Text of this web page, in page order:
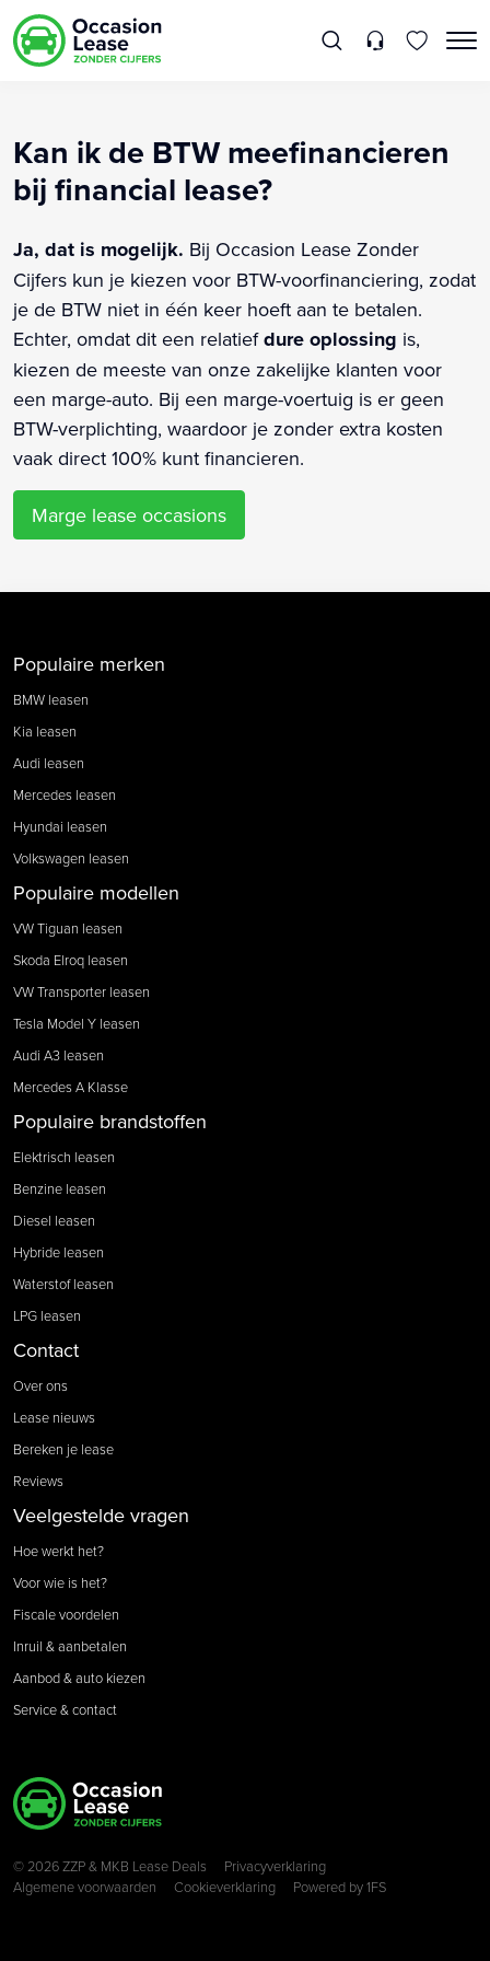
Kan ik de BTW meefinancieren
bij financial lease?
Ja, dat is mogelijk. Bij Occasion Lease Zonder
Cijfers kun je kiezen voor BTW-voorfinanciering, zodat
je de BTW niet in één keer hoeft aan te betalen.
Echter, omdat dit een relatiefdure oplossing is,
kiezen de meeste van onze zakelijke klanten voor
een marge-auto. Bij een marge-voertuig is er geen
BTW-verplichting, waardoor je zonder extra kosten
vaak direct 100% kunt financieren.
Marge lease occasions
Populaire merken
BMW leasen
Kia leasen
Audi leasen
Mercedes leasen
Hyundai leasen
Volkswagen leasen
Populaire modellen
VW Tiguan leasen
Skoda Elroq leasen
VW Transporter leasen
Tesla Model Y leasen
Audi A3 leasen
Mercedes A Klasse
Populaire brandstoffen
Elektrisch leasen
Benzine leasen
Diesel leasen
Hybride leasen
Waterstof leasen
LPG leasen
Contact
Over ons
Lease nieuws
Bereken je lease
Reviews
Veelgestelde vragen
Hoe werkt het?
Voor wie is het?
Fiscale voordelen
Inruil & aanbetalen
Aanbod & auto kiezen
Service & contact
Copyright navigation
© 2026 ZZP & MKB Lease Deals
Privacyverklaring
Algemene voorwaarden
Cookieverklaring Powered by1FS